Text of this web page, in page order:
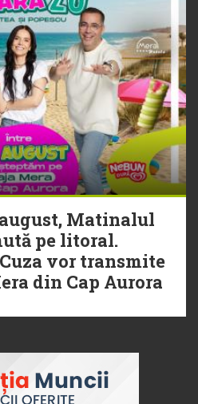
Matinalul
pe litoral.
vor transmite
din Cap Aurora